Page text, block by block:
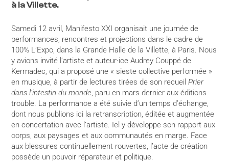
à la Villette.
Samedi 12 avril, Manifesto XXI organisait une journée de
performances, rencontres et projections dans le cadre de
100% L’Expo, dans la Grande Halle de la Villette, à Paris. Nous
y avions invité l’artiste et auteur·ice Audrey Couppé de
Kermadec, qui a proposé une « sieste collective performée »
en musique, à partir de lectures tirées de son recueilPrier
dans l’intestin du monde, paru en mars dernier aux éditions
trouble. La performance a été suivie d’un temps d’échange,
dont nous publions ici la retranscription, éditée et augmentée
en concertation avec l’artiste. Iel y développe son rapport aux
corps, aux paysages et aux communautés en marge. Face
aux blessures continuellement rouvertes, l’acte de création
possède un pouvoir réparateur et politique.